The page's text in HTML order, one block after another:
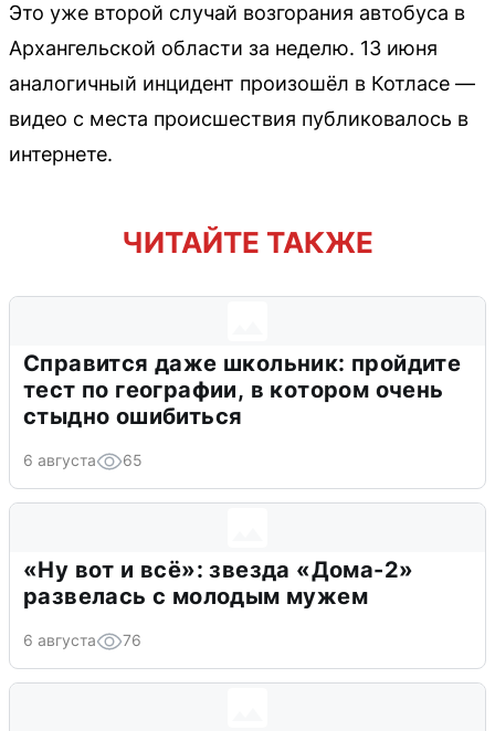
Это уже второй случай возгорания автобуса в
Архангельской области за неделю. 13 июня
аналогичный инцидент произошёл в Котласе —
видео с места происшествия публиковалось в
интернете.
ЧИТАЙТЕ ТАКЖЕ
Справится даже школьник: пройдите
тест по географии, в котором очень
стыдно ошибиться
6 августа 65
«Ну вот и всё»: звезда «Дома-2»
развелась с молодым мужем
6 августа 76